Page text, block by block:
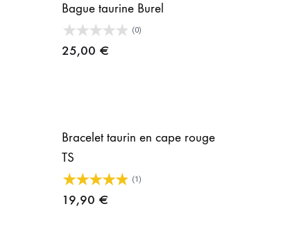
Bague taurine Burel
(0)
25,00 €
Bracelet taurin en cape rouge
TS
(1)
19,90 €